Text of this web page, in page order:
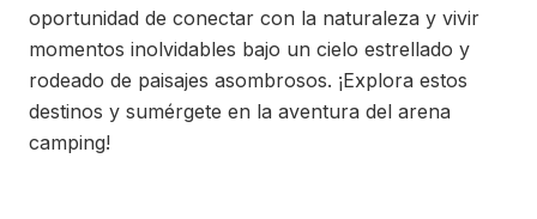
oportunidad de conectar con la naturaleza y vivir
momentos inolvidables bajo un cielo estrellado y
rodeado de paisajes asombrosos. ¡Explora estos
destinos y sumérgete en la aventura del arena
camping!